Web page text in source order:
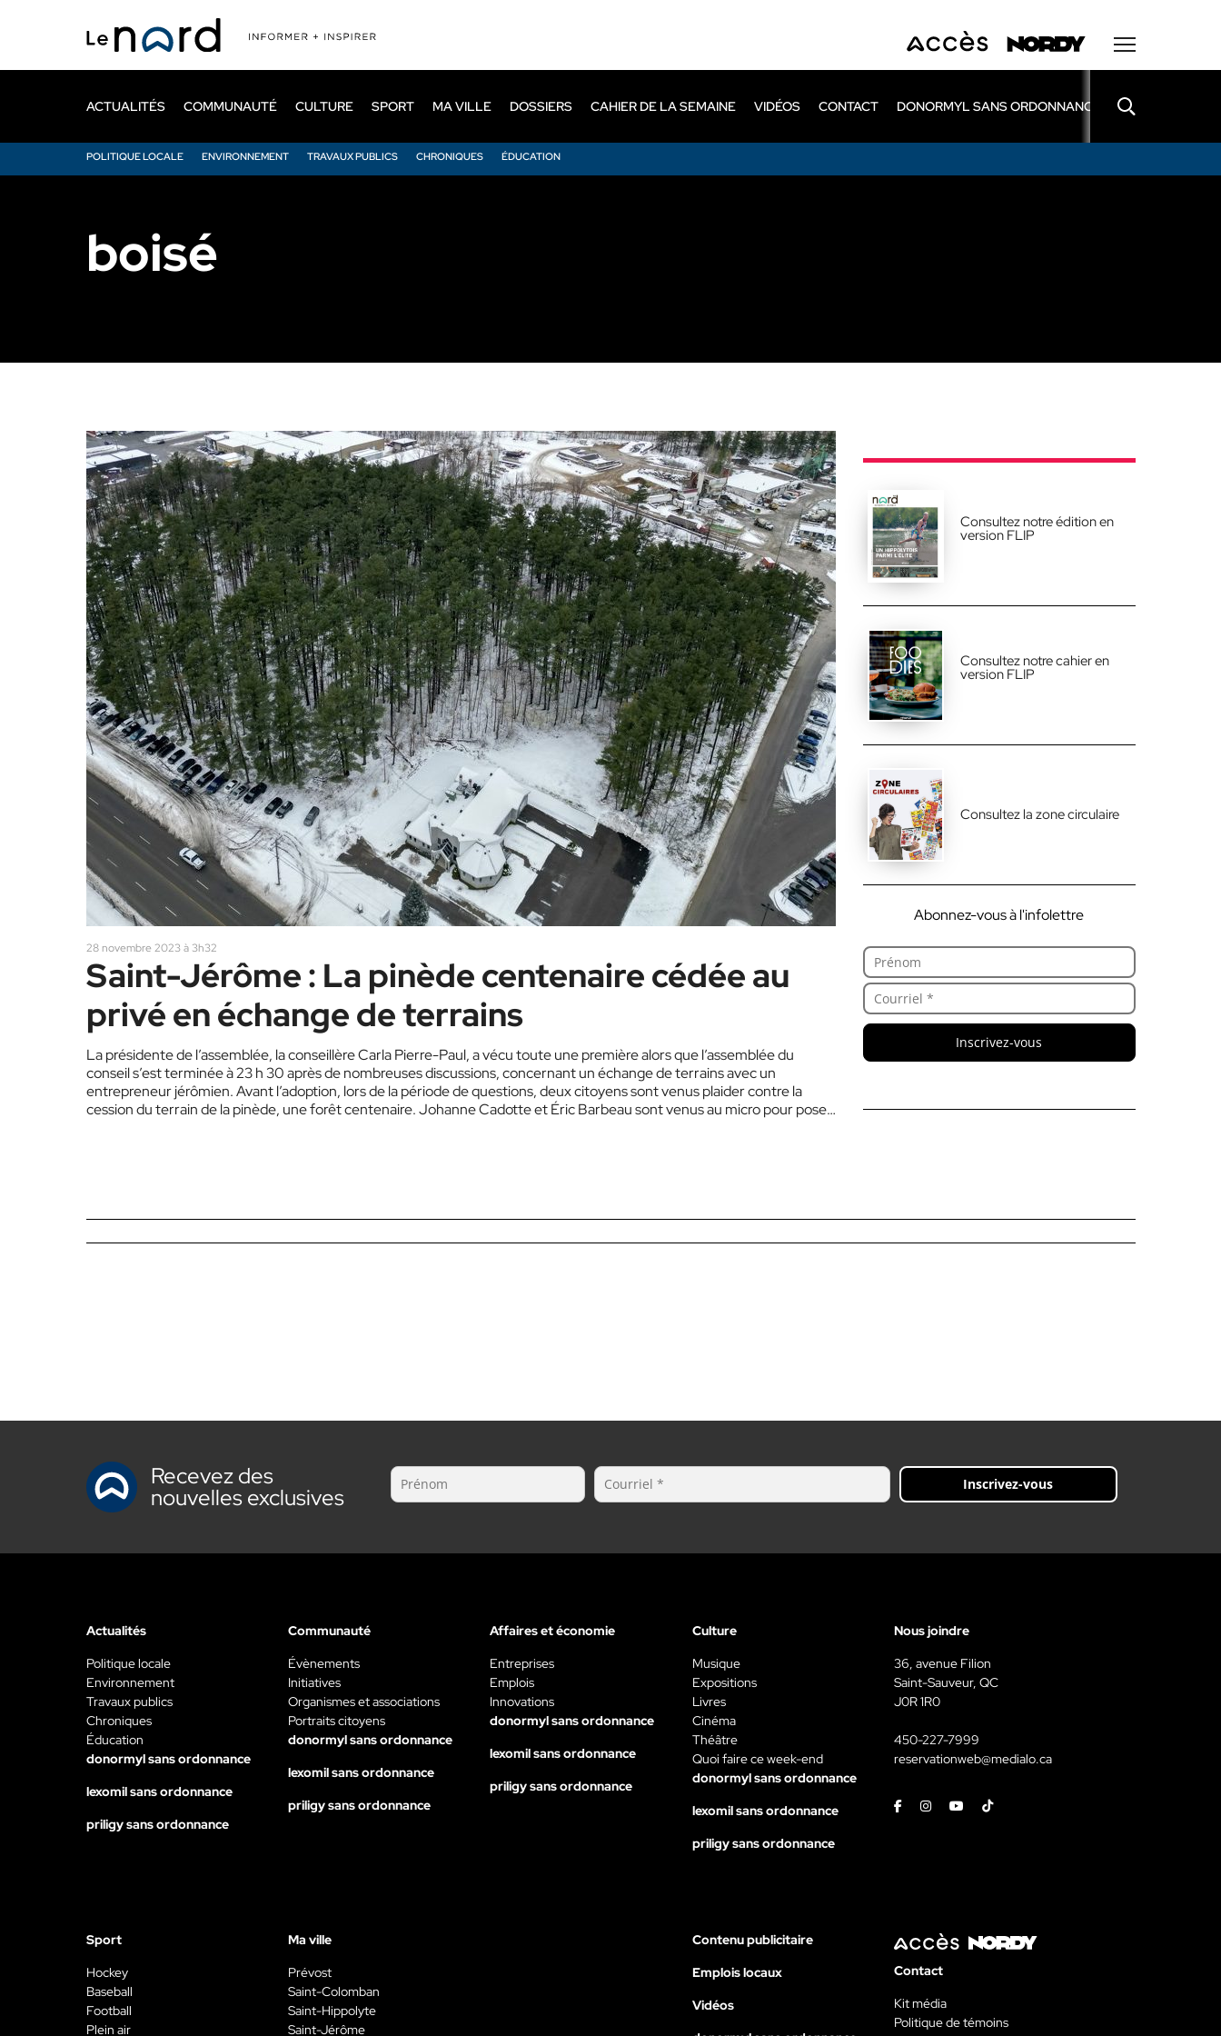
principal
ACTUALITÉS
POLITIQUE LOCALE ENVIRONNEMENT TRAVAUX PUBLICS CHRONIQUES ÉDUCATION
COMMUNAUTÉ CULTURE SPORT MA VILLE DOSSIERS CAHIER DE LA SEMAINE VIDÉOS CONTACT DONORMYL SANS ORDONNANCE LEXOMIL SANS
boisé
28 novembre 2023 à 3h32
Saint-Jérôme : La pinède centenaire cédée au
privé en échange de terrains
La présidente de l’assemblée, la conseillère Carla Pierre-Paul, a vécu toute une première alors que l’assemblée du
conseil s’est terminée à 23 h 30 après de nombreuses discussions, concernant un échange de terrains avec un
entrepreneur jérômien. Avant l’adoption, lors de la période de questions, deux citoyens sont venus plaider contre la
cession du terrain de la pinède, une forêt centenaire. Johanne Cadotte et Éric Barbeau sont venus au micro pour poser
Consultez notre édition en
version FLIP
Consultez notre cahier en
version FLIP
Consultez la zone circulaire
Abonnez-vous à l'infolettre
Inscrivez-vous
Recevez des
nouvelles exclusives Inscrivez-vous
Actualités
Politique locale
Environnement
Travaux publics
Chroniques
Éducation
donormyl sans ordonnance
lexomil sans ordonnance
priligy sans ordonnance
Communauté
Évènements
Initiatives
Organismes et associations
Portraits citoyens
donormyl sans ordonnance
lexomil sans ordonnance
priligy sans ordonnance
Affaires et économie
Entreprises
Emplois
Innovations
donormyl sans ordonnance
lexomil sans ordonnance
priligy sans ordonnance
Culture
Musique
Expositions
Livres
Cinéma
Théâtre
Quoi faire ce week-end
donormyl sans ordonnance
lexomil sans ordonnance
priligy sans ordonnance
Nous joindre
36, avenue Filion
Saint-Sauveur, QC
J0R 1R0
450-227-7999
reservationweb@medialo.ca
FacebookInstagramYoutubeTiktok
Sport
Hockey
Baseball
Football
Plein air
Ma ville
Prévost
Saint-Colomban
Saint-Hippolyte
Saint-Jérôme
Contenu publicitaire
Emplois locaux
Vidéos
Contact
Kit média
Politique de témoins